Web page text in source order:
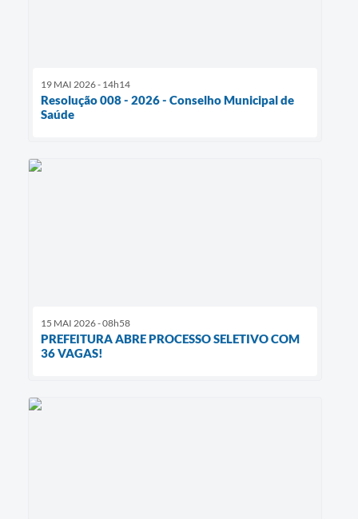
19 MAI 2026 - 14h14
Resolução 008 - 2026 - Conselho Municipal de
Saúde
15 MAI 2026 - 08h58
PREFEITURA ABRE PROCESSO SELETIVO COM
36 VAGAS!